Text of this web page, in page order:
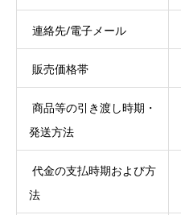
連絡先/電子メール
販売価格帯
商品等の引き渡し時期・
発送方法
代金の支払時期および方
法